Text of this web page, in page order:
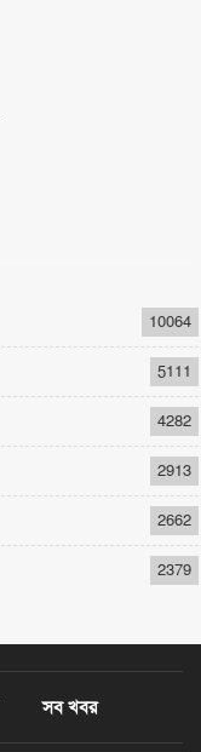
10064
5111
4282
2913
2662
2379
সব খবর